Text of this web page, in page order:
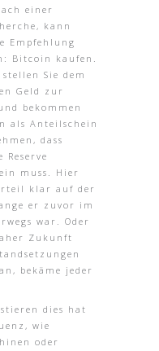
einer
kann
Empfehlung
Bitcoin kaufen.
Sie dem
Geld zur
bekommen
als Anteilschein
dass
Reserve
muss. Hier
klar auf der
er zuvor im
war. Oder
Zukunft
bekäme jeder
dies hat
wie
oder